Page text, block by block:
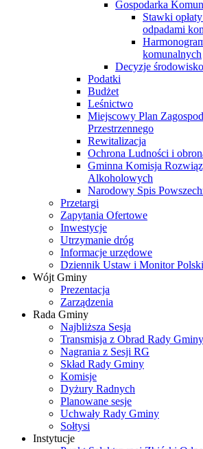
Gospodarka
Stawki
odpadami
komunalnych
Decyzje
Podatki
Budżet
Leśnictwo
Miejscowy Plan
Przestrzennego
Rewitalizacja
Ochrona Ludności i
Gminna Komisja
Alkoholowych
Narodowy Spis
Przetargi
Zapytania Ofertowe
Inwestycje
Utrzymanie dróg
Informacje urzędowe
Dziennik Ustaw i Monitor
Wójt Gminy
Prezentacja
Zarządzenia
Rada Gminy
Najbliższa Sesja
Transmisja z Obrad Rady Gminy
Nagrania z Sesji RG
Skład Rady Gminy
Komisje
Dyżury Radnych
Planowane sesje
Uchwały Rady Gminy
Sołtysi
Instytucje